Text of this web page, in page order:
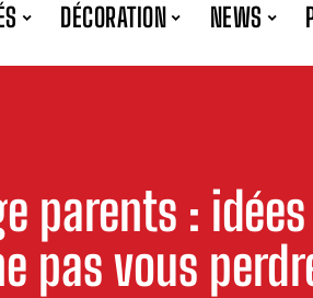
DÉCORATION NEWS
parents :
pas vous